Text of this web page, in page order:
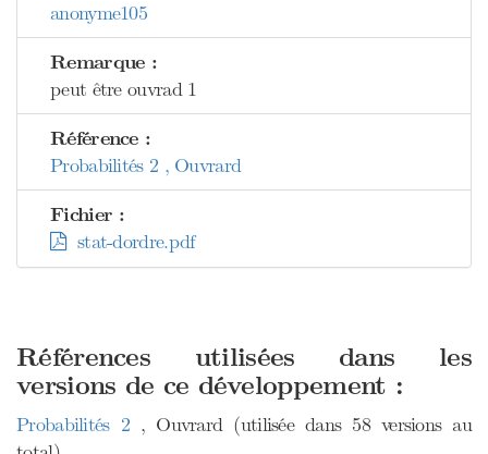
anonyme105
Remarque :
peut être ouvrad 1
Référence :
Probabilités 2 , Ouvrard
Fichier :
stat-dordre.pdf
Références utilisées dans les
versions de ce développement :
Probabilités 2 , Ouvrard (utilisée dans 58 versions au